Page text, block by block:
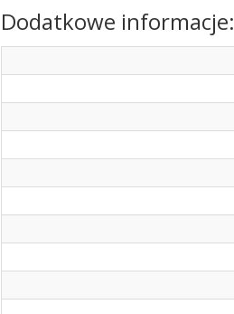
Dodatkowe informacje: